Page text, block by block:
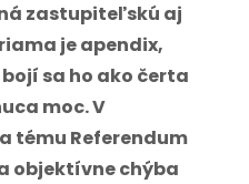
zastupiteľskú aj
je apendix,
sa ho ako čerta
moc. V
tému Referendum
objektívne chýba